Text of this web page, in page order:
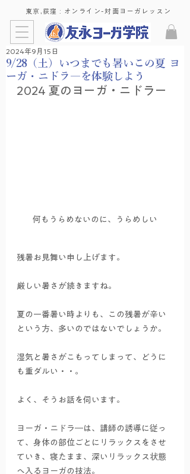
東京,荻窪 : ​オンライン-対面ヨーガレッスン
9/28（土）いつまでも暑いこの夏 ヨ
ーガ・ニドラ―を体験しよう
2024年9月15日
2024 夏のヨーガ・ニドラー
何もうらめないのに、うらめしい
残暑お見舞い申し上げます。
厳しい暑さが続きますね。
夏の一番暑い時よりも、この残暑が辛い
という方、多いのではないでしょうか。
湿気と暑さがこもってしまって、どうに
も重ダルい・・。
よく、そうお話を伺います。
ヨーガ・ニドラ―は、講師の誘導に従っ
て、身体の部位ごとにリラックスをさせ
ていき、寝たまま、深いリラックス状態
へ入るヨーガの技法。